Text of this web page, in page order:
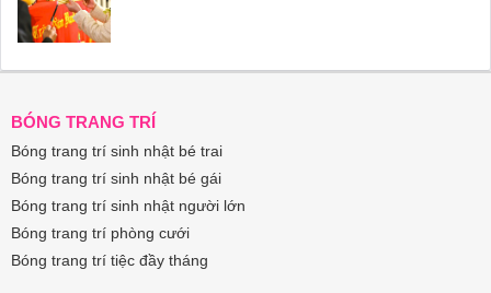
BÓNG TRANG TRÍ
Bóng trang trí sinh nhật bé trai
Bóng trang trí sinh nhật bé gái
Bóng trang trí sinh nhật người lớn
Bóng trang trí phòng cưới
Bóng trang trí tiệc đầy tháng